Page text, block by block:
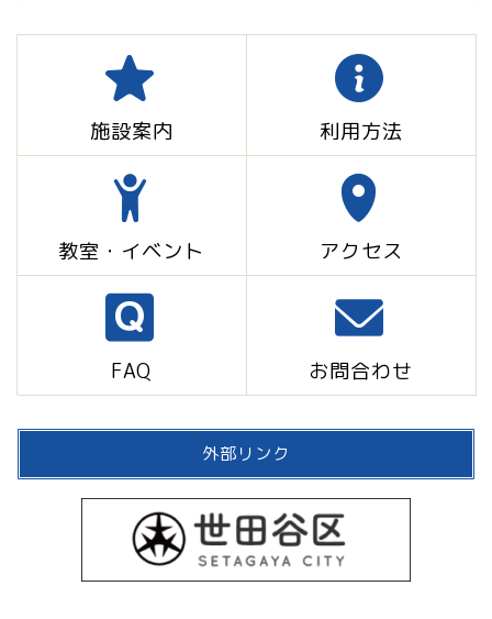
施設案内 利用方法
教室・イベント アクセス
FAQ お問合わせ
外部リンク